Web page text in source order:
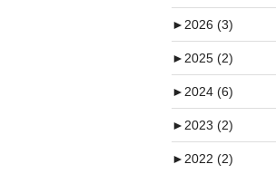
►2026 (3)
►2025 (2)
►2024 (6)
►2023 (2)
►2022 (2)